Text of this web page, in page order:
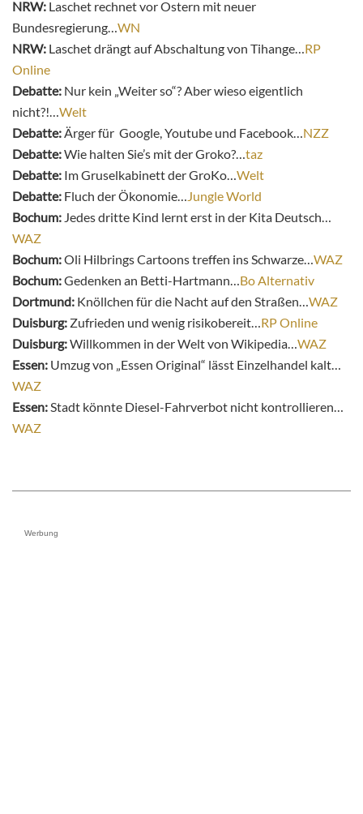
NRW: Laschet rechnet vor Ostern mit neuer
Bundesregierung…WN
NRW: Laschet drängt auf Abschaltung von Tihange…RP
Online
Debatte: Nur kein „Weiter so“? Aber wieso eigentlich
nicht?!…Welt
Debatte:Ärger für Google, Youtube und Facebook…NZZ
Debatte:Wie halten Sie’s mit der Groko?…taz
Debatte: Im Gruselkabinett der GroKo…Welt
Debatte: Fluch der Ökonomie…Jungle World
Bochum: Jedes dritte Kind lernt erst in der Kita Deutsch…
WAZ
Bochum:Oli Hilbrings Cartoons treffen ins Schwarze…WAZ
Bochum:Gedenken an Betti-Hartmann…Bo Alternativ
Dortmund: Knöllchen für die Nacht auf den Straßen…WAZ
Duisburg: Zufrieden und wenig risikobereit…RP Online
Duisburg:Willkommen in der Welt von Wikipedia…WAZ
Essen: Umzug von „Essen Original“ lässt Einzelhandel kalt…
WAZ
Essen:Stadt könnte Diesel-Fahrverbot nicht kontrollieren…
WAZ
Werbung